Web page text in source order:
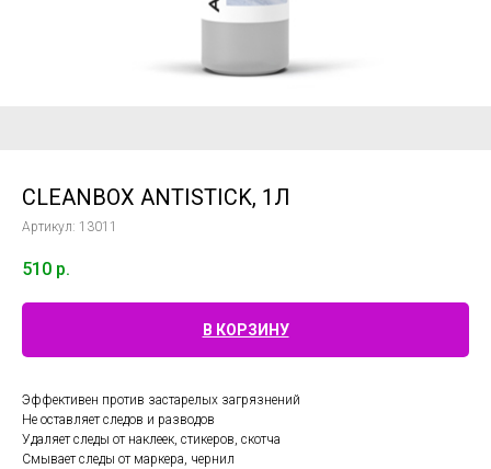
CLEANBOX ANTISTICK, 1Л
Артикул: 13011
510 р.
В КОРЗИНУ
Эффективен против застарелых загрязнений
Не оставляет следов и разводов
Удаляет следы от наклеек, стикеров, скотча
Смывает следы от маркера, чернил